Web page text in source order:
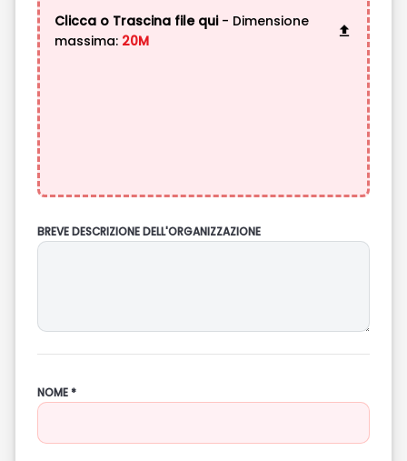
Clicca o Trascina file qui- Dimensione
massima: 20M
BREVE DESCRIZIONE DELL'ORGANIZZAZIONE
NOME *